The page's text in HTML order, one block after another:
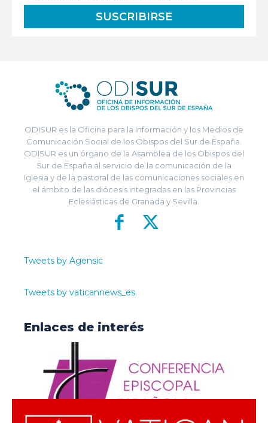
ODISUR es la Oficina para la Información y los Medios de
Comunicación Social de los Obispos del Sur de España.
ODISUR es un órgano de la Asamblea de los Obispos del
Sur de España al servicio de la comunicación de la
Iglesia y de la pastoral de las comunicaciones sociales en
el ámbito de las diócesis integradas en las Provincias
Eclesiásticas de Granada y Sevilla.
Tweets by Agensic
Tweets by vaticannews_es
Enlaces de interés